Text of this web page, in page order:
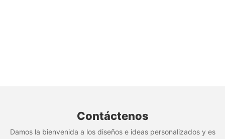
Contáctenos
Damos la bienvenida a los diseños e ideas personalizados y es